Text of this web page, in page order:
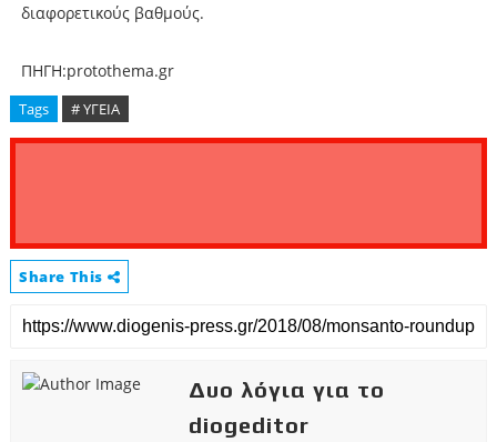
διαφορετικούς βαθμούς.
ΠΗΓΗ:protothema.gr
Tags # ΥΓΕΙΑ
Share This
Δυο λόγια για το
diogeditor